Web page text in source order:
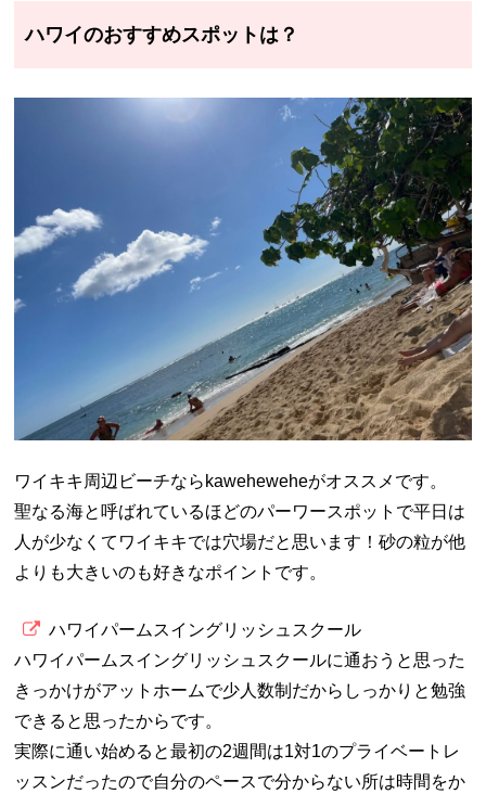
ハワイのおすすめスポットは？
ワイキキ周辺ビーチならkaweheweheがオススメです。
聖なる海と呼ばれているほどのパーワースポットで平日は
人が少なくてワイキキでは穴場だと思います！砂の粒が他
よりも大きいのも好きなポイントです。
ハワイパームスイングリッシュスクール
ハワイパームスイングリッシュスクールに通おうと思った
きっかけがアットホームで少人数制だからしっかりと勉強
できると思ったからです。
実際に通い始めると最初の2週間は1対1のプライベートレ
ッスンだったので自分のペースで分からない所は時間をか